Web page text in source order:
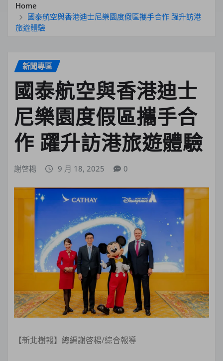
Home
國泰航空與香港迪士尼樂園度假區攜手合作 躍升訪港
旅遊體驗
新聞專區
國泰航空與香港迪士
尼樂園度假區攜手合
作 躍升訪港旅遊體驗
謝啓楊 9 月 18, 2025 0
【新北樹報】總編謝啓楊/綜合報導